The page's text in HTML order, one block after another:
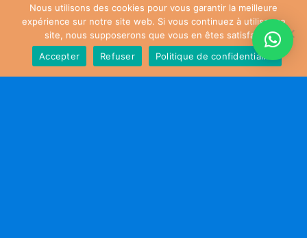
Nous utilisons des cookies pour vous garantir la meilleure
expérience sur notre site web. Si vous continuez à utiliser ce
site, nous supposerons que vous en êtes satisfait.
Accepter
Refuser Politique de confidentialité